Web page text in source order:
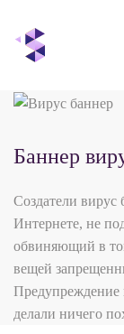
Skip to main
Баннер
Создатели вирус
Интернете, не
обвиняющий в
вещей
Предупреждение
делали ничего